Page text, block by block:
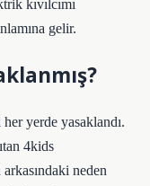
kıvılcımı
gelir.
yerde yasaklandı.
4kids
arkasındaki neden